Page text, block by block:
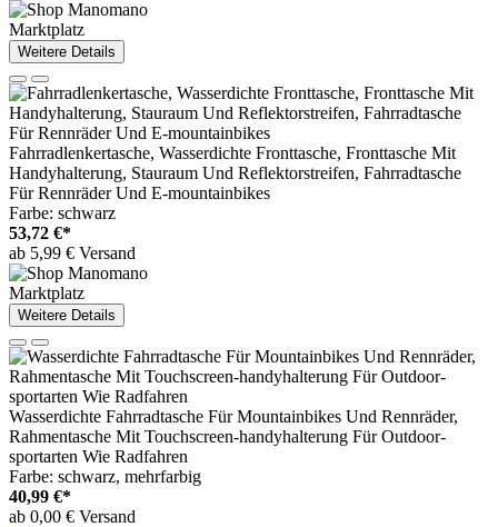
Marktplatz
Weitere Details
Fahrradlenkertasche, Wasserdichte Fronttasche, Fronttasche Mit
Handyhalterung, Stauraum Und Reflektorstreifen, Fahrradtasche
Für Rennräder Und E-mountainbikes
Farbe: schwarz
53,72 €*
ab 5,99 € Versand
Marktplatz
Weitere Details
Wasserdichte Fahrradtasche Für Mountainbikes Und Rennräder,
Rahmentasche Mit Touchscreen-handyhalterung Für Outdoor-
sportarten Wie Radfahren
Farbe: schwarz, mehrfarbig
40,99 €*
ab 0,00 € Versand